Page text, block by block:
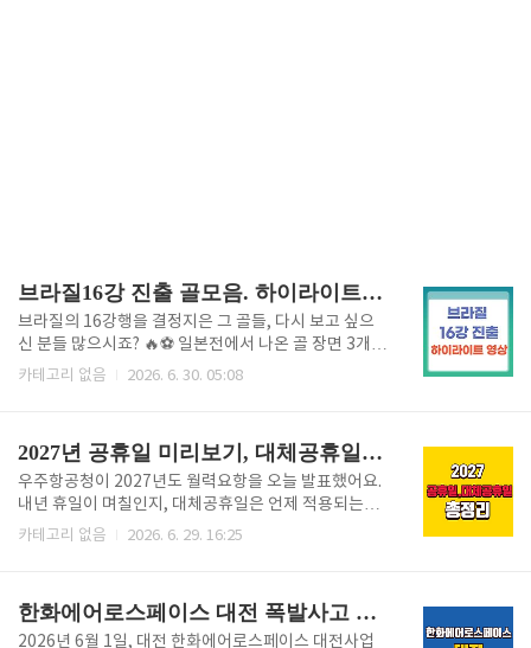
브라질16강 진출 골모음. 하이라이트 모음
브라질의 16강행을 결정지은 그 골들, 다시 보고 싶으
신 분들 많으시죠? 🔥⚽ 일본전에서 나온 골 장면 3개를
시간순으로 모아서 정리해 드릴게요. 사노 가이슈의 선
과·분석 보러가기 ⚡ 골 1 — 사노 가이슈, 일본에 깜짝
선제골 (전반 29분) 경기 초반 분위기를 가져간 건 일본
이었어요. 전반 29분, 사노 가이슈가 침착하게 골망을
흔들며 1-0으로 앞서나갔어요. 우승 후보 브라질을 상
대로 먼저 웃을 수 있었던 장면이라 더 짜릿했죠 😮 이
카테고리 없음 2026. 6. 30. 05:08
2027년 공휴일 미리보기, 대체공휴일 총정리 (월력요항 발표)
우주항공청이 2027년도 월력요항을 오늘 발표했어요.
내년 휴일이 며칠인지, 대체공휴일은 언제 적용되는지,
연휴는 어떻게 이어지는지 미리 확인해보고 싶으셨다
요일 52일에 국경일·설날·대체공휴일 등 24일을 더해
모두 76일이에요. 다만 설날(2월 7일), 현충일(6월 6
카테고리 없음 2026. 6. 29. 16:25
한화에어로스페이스 대전 폭발사고 정리, 사망자 현황과 수사 진행상황
2026년 6월 1일, 대전 한화에어로스페이스 대전사업